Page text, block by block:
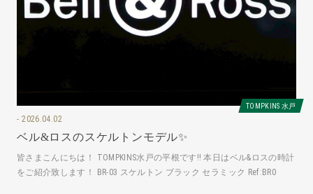
TOMPKINS 水戸
2026.04.02
ベル&ロスのスケルトンモデル✨
皆さまこんにちは！ TOMPKINS水戸の平根です‼️ 本日はベル&ロスの時計
をご紹介致します！ BR-03 スケルトン ブラック セラミック Ref:BR0